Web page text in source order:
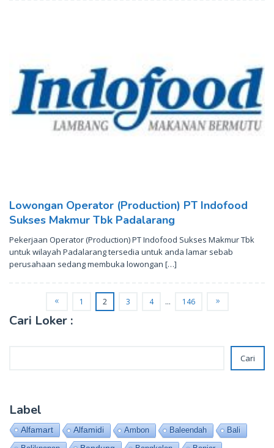
Lowongan Operator (Production) PT Indofood
Sukses Makmur Tbk Padalarang
Pekerjaan Operator (Production) PT Indofood Sukses Makmur Tbk
untuk wilayah Padalarang tersedia untuk anda lamar sebab
perusahaan sedang membuka lowongan […]
1 2 3 4 … 146
Cari Loker :
Cari
Label
Alfamart Alfamidi Ambon Baleendah
Bali